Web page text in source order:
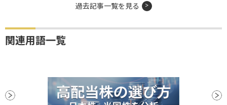
過去記事一覧を見る
関連用語一覧